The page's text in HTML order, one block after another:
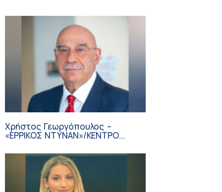
Χρήστος Γεωργόπουλος –
«ΕΡΡΙΚΟΣ ΝΤΥΝΑΝ»/ΚΕΝΤΡΟ